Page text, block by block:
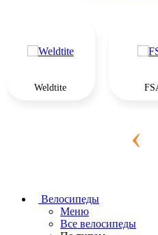
Weldtite
‹
Велосипеды
Меню
Все велосипеды